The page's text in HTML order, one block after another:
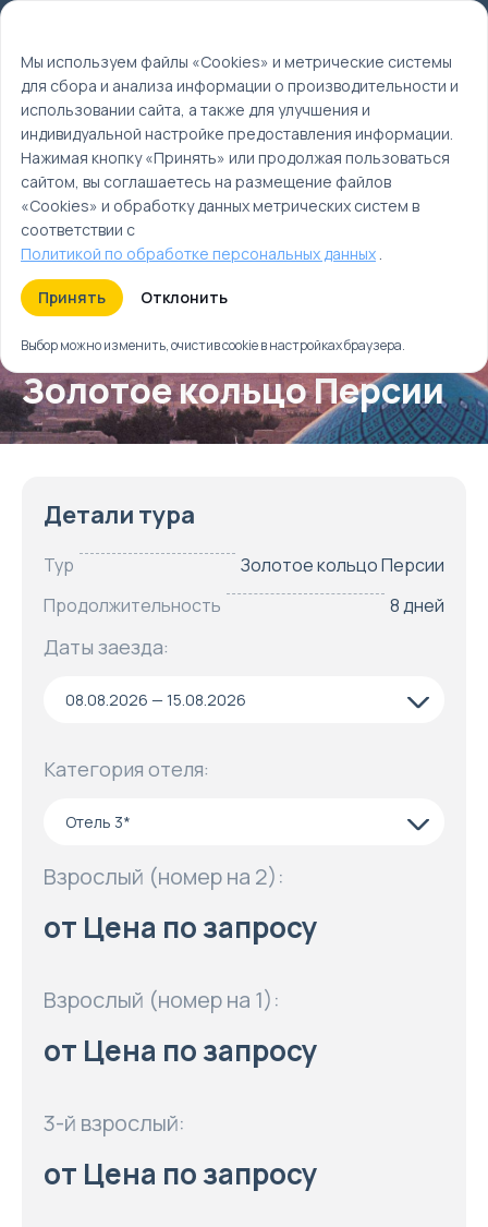
Главная
Туры
Золотое кольцо Персии
Золотое кольцо Персии
Детали тура
Тур
Золотое кольцо Персии
Продолжительность
8 дней
Даты заезда:
08.08.2026 — 15.08.2026
Категория отеля:
Отель 3*
Взрослый (номер на 2):
от Цена по запросу
Взрослый (номер на 1):
от Цена по запросу
3-й взрослый:
от Цена по запросу
Мы используем файлы «Cookies» и метрические системы
для сбора и анализа информации о производительности и
использовании сайта, а также для улучшения и
индивидуальной настройке предоставления информации.
Нажимая кнопку «Принять» или продолжая пользоваться
сайтом, вы соглашаетесь на размещение файлов
«Cookies» и обработку данных метрических систем в
соответствии с
Политикой по обработке персональных данных.
Принять Отклонить
Выбор можно изменить, очистив cookie в настройках браузера.